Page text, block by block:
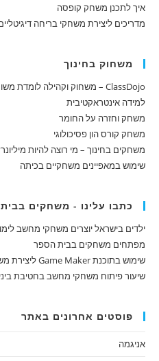
איך לתכנן משחק קופסה
מדריכים ליצירת משחקי בריחה
משחוק בחינוך
ClassDojo – משחוק וקהילה לומדת משותפת
למידה אינטראקטיבית
משחק וחזרה על החומר
משחק קורס הון פסיכולוגי
משחקים בחינוך – מי רוצה להיות
שימוש במאפיינים משחקיים בכיתה
כתבו עלינו - משחקים
ילדים בישראל יוצרים משחקי מחשב
מפתחים משחקים בבית הספר
שימוש בתוכנת Game Maker ליצירת משחק לימודי רציני
שיעור פיתוח משחקי מחשב בחטיבת
פוסטים אחרונים באתר
אניגמה